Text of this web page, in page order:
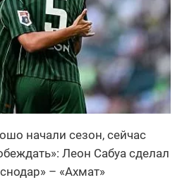
начали сезон, сейчас
Леон Сабуа сделал
– «Ахмат»